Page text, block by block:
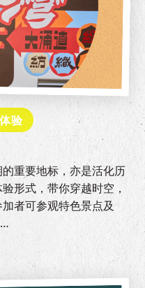
体验
重要地标，亦是活化历
形式，带你穿越时空，
者可参观特色景点及
史、文化与生活交融的